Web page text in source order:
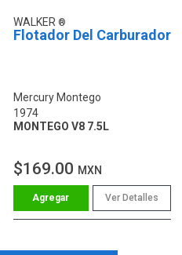
WALKER
Flotador Del Carburador
Mercury Montego
1974
MONTEGO V8 7.5L
$169.00 MXN
Ver Detalles